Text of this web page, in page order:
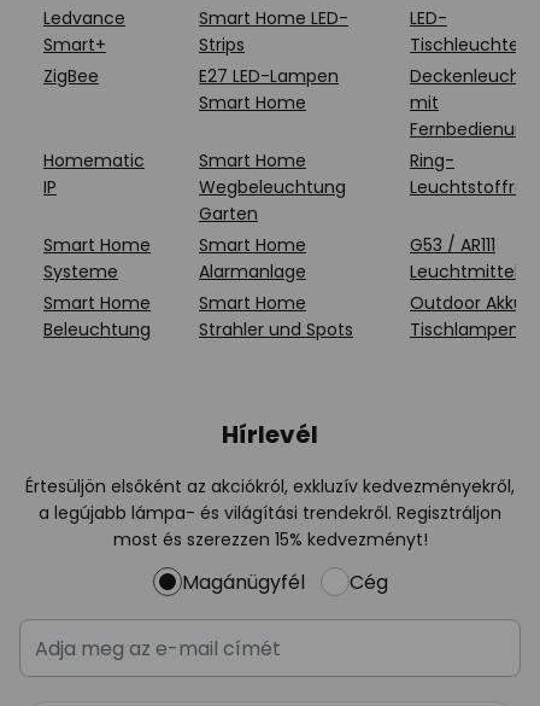
Ledvance
Smart+
Smart Home LED-
Strips
LED-
Tischleuchten
ZigBee
E27 LED-Lampen
Smart Home
mit
Fernbedienung
Homematic
IP
Smart Home
Wegbeleuchtung
Garten
Ring-
Smart Home
Systeme
Smart Home
Alarmanlage
G53 / AR111
Leuchtmittel
Smart Home
Beleuchtung
Smart Home
Strahler und Spots
Outdoor Akku
Tischlampen
Hírlevél
Értesüljön elsőként az akciókról, exkluzív kedvezményekről,
a legújabb lámpa- és világítási trendekről. Regisztráljon
most és szerezzen 15% kedvezményt!
Magánügyfél Cég